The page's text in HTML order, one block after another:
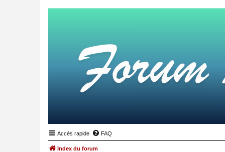
Accès rapide FAQ
Index du forum